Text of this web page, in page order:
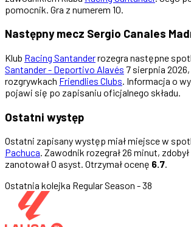
pomocnik. Gra z numerem 10.
Następny mecz Sergio Canales
Klub Racing Santanderrozegra następne
Santander - Deportivo Alavés 7 sierpnia
rozgrywkach Friendlies Clubs. Informacja o
pojawi się po zapisaniu oficjalnego składu.
Ostatni występ
Ostatni zapisany występ miał miejsce w
Pachuca. Zawodnik rozegrał 26 minut,
zanotował 0 asyst. Otrzymał ocenę 6.7.
Ostatnia kolejka Regular Season - 38